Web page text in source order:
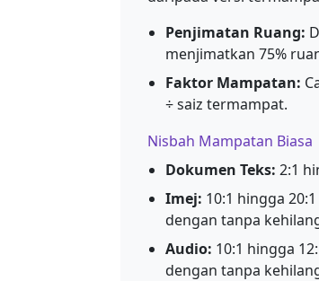
Penjimatan Ruang:
menjimatkan 75%
Faktor Mampatan:
÷ saiz termampat.
Nisbah Mampatan Biasa
Dokumen Teks: 2:1
Imej: 10:1 hingga
dengan tanpa
Audio: 10:1 hingga
dengan tanpa